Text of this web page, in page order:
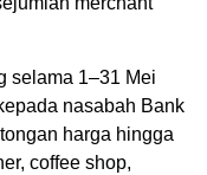
selama 1–31 Mei
nasabah Bank
harga hingga
coffee shop,